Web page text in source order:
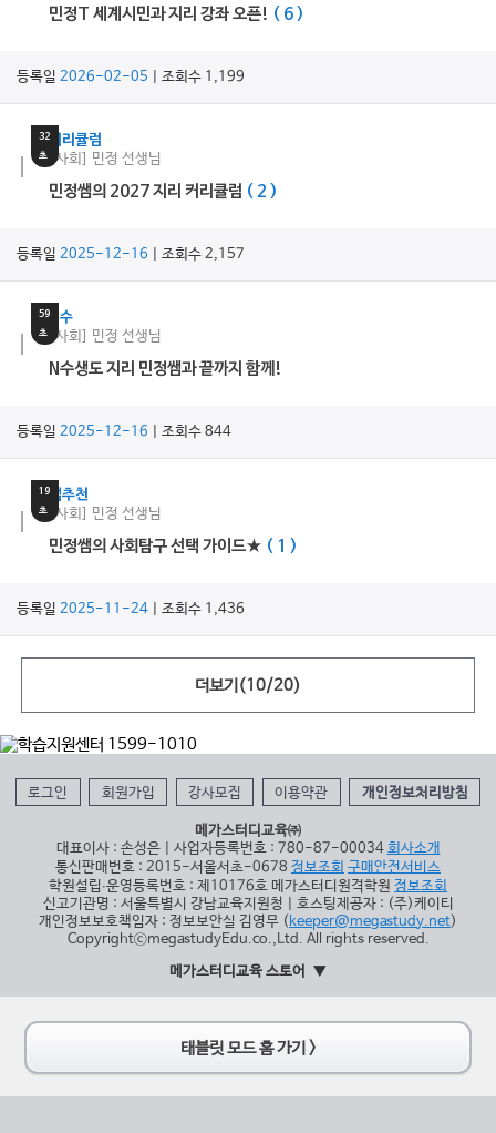
민정T 세계시민과 지리 강좌 오픈! ( 6 )
등록일 2026-02-05 | 조회수 1,199
32
초
커리큘럼
[사회] 민정 선생님
민정쌤의 2027 지리 커리큘럼 ( 2 )
등록일 2025-12-16 | 조회수 2,157
59
초
N수
[사회] 민정 선생님
N수생도 지리 민정쌤과 끝까지 함께!
등록일 2025-12-16 | 조회수 844
19
초
쌤추천
[사회] 민정 선생님
민정쌤의 사회탐구 선택 가이드★ ( 1 )
등록일 2025-11-24| 조회수 1,436
더보기(10/20)
로그인 회원가입 강사모집 이용약관 개인정보처리방침
메가스터디교육㈜
대표이사 : 손성은 | 사업자등록번호 : 780-87-00034 회사소개
통신판매번호 : 2015-서울서초-0678 정보조회 구매안전서비스
학원설립∙운영등록번호 : 제10176호 메가스터디원격학원 정보조회
신고기관명 : 서울특별시 강남교육지원청 | 호스팅제공자 : (주)케이티
개인정보보호책임자 : 정보보안실 김영무 ( keeper@megastudy.net)
CopyrightⓒmegastudyEdu.co.,Ltd. All rights reserved.
메가스터디교육 스토어
태블릿 모드 홈 가기 >